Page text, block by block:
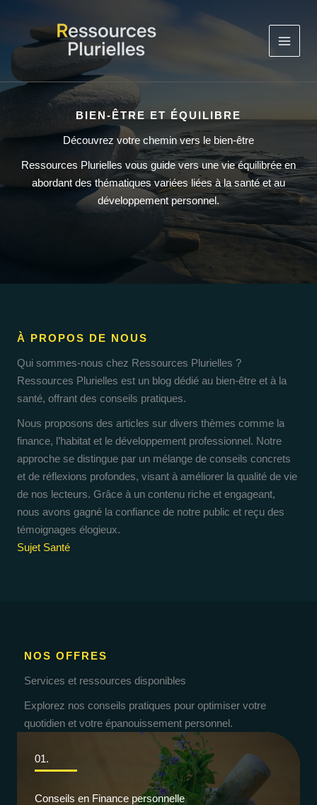
contenu
BIEN-ÊTRE ET ÉQUILIBRE
Découvrez votre chemin vers le bien-être
Ressources Plurielles vous guide vers une vie équilibrée en
abordant des thématiques variées liées à la santé et au
développement personnel.
À PROPOS DE NOUS
Qui sommes-nous chez Ressources Plurielles ?
Ressources Plurielles est un blog dédié au bien-être et à la
santé, offrant des conseils pratiques.
Nous proposons des articles sur divers thèmes comme la
finance, l’habitat et le développement professionnel. Notre
approche se distingue par un mélange de conseils concrets
et de réflexions profondes, visant à améliorer la qualité de vie
de nos lecteurs. Grâce à un contenu riche et engageant,
nous avons gagné la confiance de notre public et reçu des
témoignages élogieux.
Sujet Santé
NOS OFFRES
Services et ressources disponibles
Explorez nos conseils pratiques pour optimiser votre
quotidien et votre épanouissement personnel.
01.
Conseils en Finance personnelle